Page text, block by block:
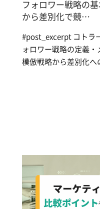
フォロワー戦略の
から差別化で競…
#post_excerpt コトラ
ォロワー戦略の定義・
模倣戦略から差別化へ